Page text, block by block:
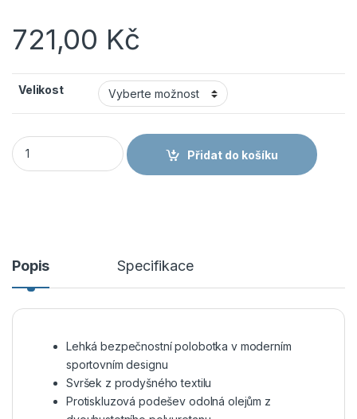
721,00 Kč
Velikost
Cerva ZURRUM MF ESD S1P SRC polobotka šedá množství
Přidat do košíku
Popis Specifikace
Lehká bezpečnostní polobotka v moderním
sportovním designu
Svršek z prodyšného textilu
Protiskluzová podešev odolná olejům z